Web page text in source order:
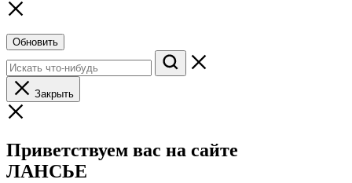
Обновить
Закрыть
Приветствуем вас на сайте
ЛАНСЬЕ